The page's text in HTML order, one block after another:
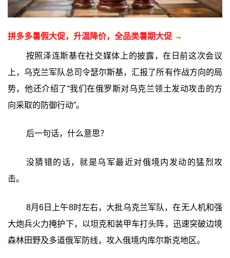
拼多多暑假大促，升温降价，全品类暑期大促 →
按照泽连斯基在社交媒体上的披露，在日前这次会议
上，乌克兰军队总司令瑟尔斯基，汇报了所有作战方向的局
势，他还介绍了“我们在俄罗斯对乌克兰领土发动攻击的方
向采取的防御行动”。
后一句话，什么意思？
没猜错的话，就是乌军最近对俄境内发动的猛烈攻
击。
8月6日上午8时左右，大批乌克兰军队，在无人机和强
大炮兵火力掩护下，以坦克和装甲车打头阵，迅速突破边境
森林田野及多道俄军防线，攻入俄境内库尔斯克地区。